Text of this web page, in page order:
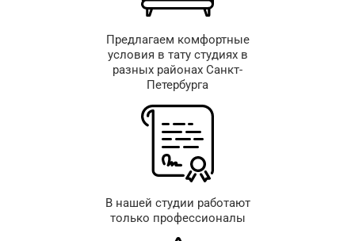
Предлагаем комфортные
условия в тату студиях в
разных районах Санкт-
Петербурга
В нашей студии работают
только профессионалы